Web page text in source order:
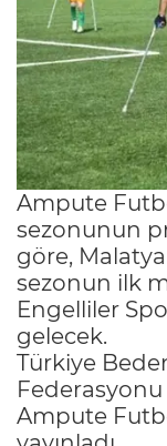
Ampute
sezonunun
göre,
sezonun ilk
Engelliler
gelecek.
Türkiye
Federasyonu
Ampute